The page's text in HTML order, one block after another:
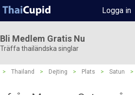
Logga in
Bli Medlem Gratis Nu
Träffa thailändska singlar
> Thailand > Dejting > Plats > Satun
>